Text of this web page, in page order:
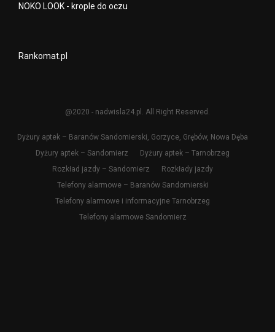
NOKO LOOK - krople do oczu
Rankomat.pl
@2020 - nadwisla24.pl. All Right Reserved.
Dyżury aptek – Baranów Sandomierski, Gorzyce, Grębów, Nowa Dęba
Dyżury aptek – Sandomierz
Dyżury aptek – Tarnobrzeg
Rozkład jazdy – Sandomierz
Rozkłady jazdy
Telefony alarmowe – Baranów Sandomierski
Telefony alarmowe i informacyjne Tarnobrzeg
Telefony alarmowe Sandomierz